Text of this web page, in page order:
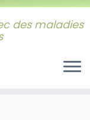
des maladies